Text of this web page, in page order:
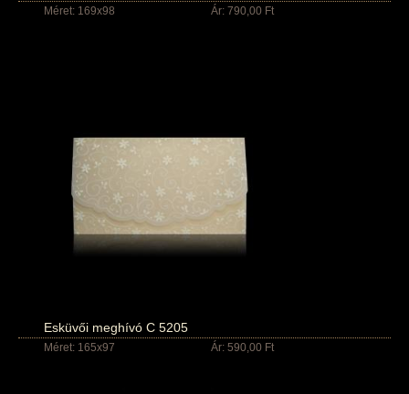
Méret: 169x98 Ár: 790,00 Ft
Esküvői meghívó C 5205
Méret: 165x97 Ár: 590,00 Ft